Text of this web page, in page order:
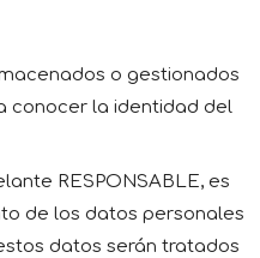
o gestionados
conocer la identidad del
RESPONSABLE, es
de los datos personales
datos serán tratados